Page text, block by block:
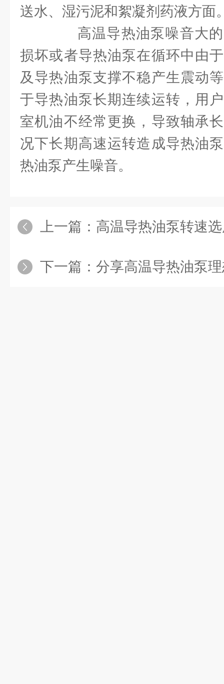
送水、湿污泥和絮凝剂药液方面
高温导热油泵噪音大的
损坏或者导热油泵在循环中由
及导热油泵支撑不稳产生震动
于导热油泵长期连续运转，用
室机油不经常更换，导致轴承
况下长期高速运转造成导热油
热油泵产生噪音。
上一篇： 高温导热油泵转速
下一篇： 分享高温导热油泵理